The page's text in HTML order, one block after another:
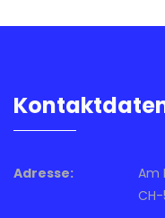
Adresse:
Am